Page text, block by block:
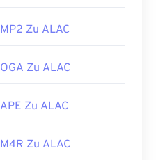
MP2 Zu ALAC
OGA Zu ALAC
APE Zu ALAC
M4R Zu ALAC